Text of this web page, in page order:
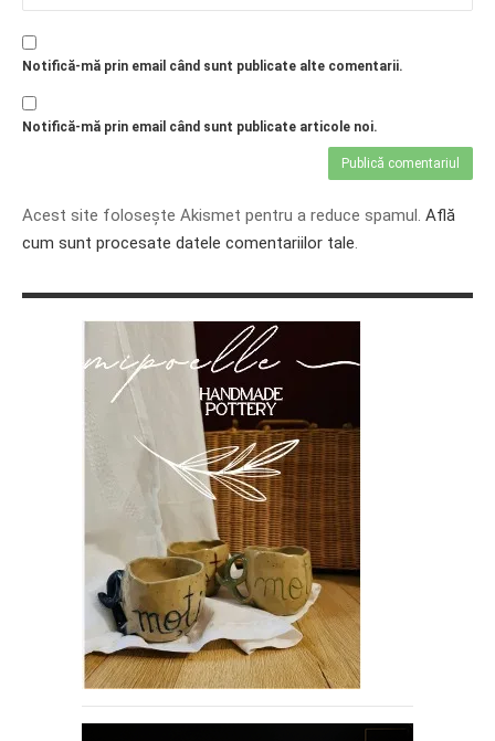
Notifică-mă prin email când sunt publicate alte comentarii.
Notifică-mă prin email când sunt publicate articole noi.
Acest site folosește Akismet pentru a reduce spamul. Află
cum sunt procesate datele comentariilor tale.